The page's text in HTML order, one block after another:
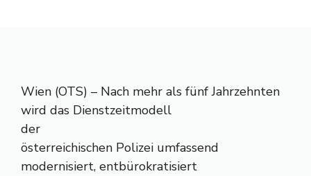
Wien (OTS) – Nach mehr als fünf Jahrzehnten
wird das Dienstzeitmodell
der
österreichischen Polizei umfassend
modernisiert, entbürokratisiert